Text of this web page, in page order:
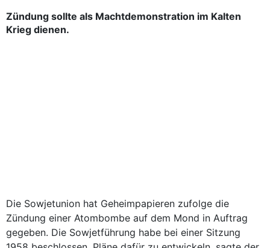
Zündung sollte als Machtdemonstration im Kalten
Krieg dienen.
Die Sowjetunion hat Geheimpapieren zufolge die
Zündung einer Atombombe auf dem Mond in Auftrag
gegeben. Die Sowjetführung habe bei einer Sitzung